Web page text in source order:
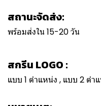
สถานะจัดส่ง:
พร้อมส่งใน 15-20 วัน
สกรีน LOGO :
แบบ 1 ตำแหน่ง , แบบ 2 ตำ